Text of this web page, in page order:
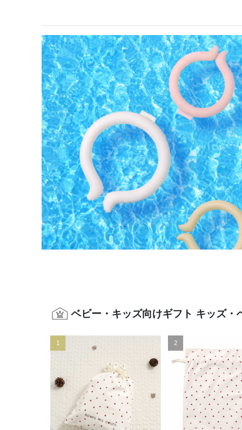
ベビー・キッズ向けギフト キッズ・
1 2